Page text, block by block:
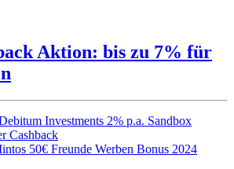
Aktion: bis zu 7% für
Investments 2% p.a. Sandbox
Cashback
50€ Freunde Werben Bonus 2024